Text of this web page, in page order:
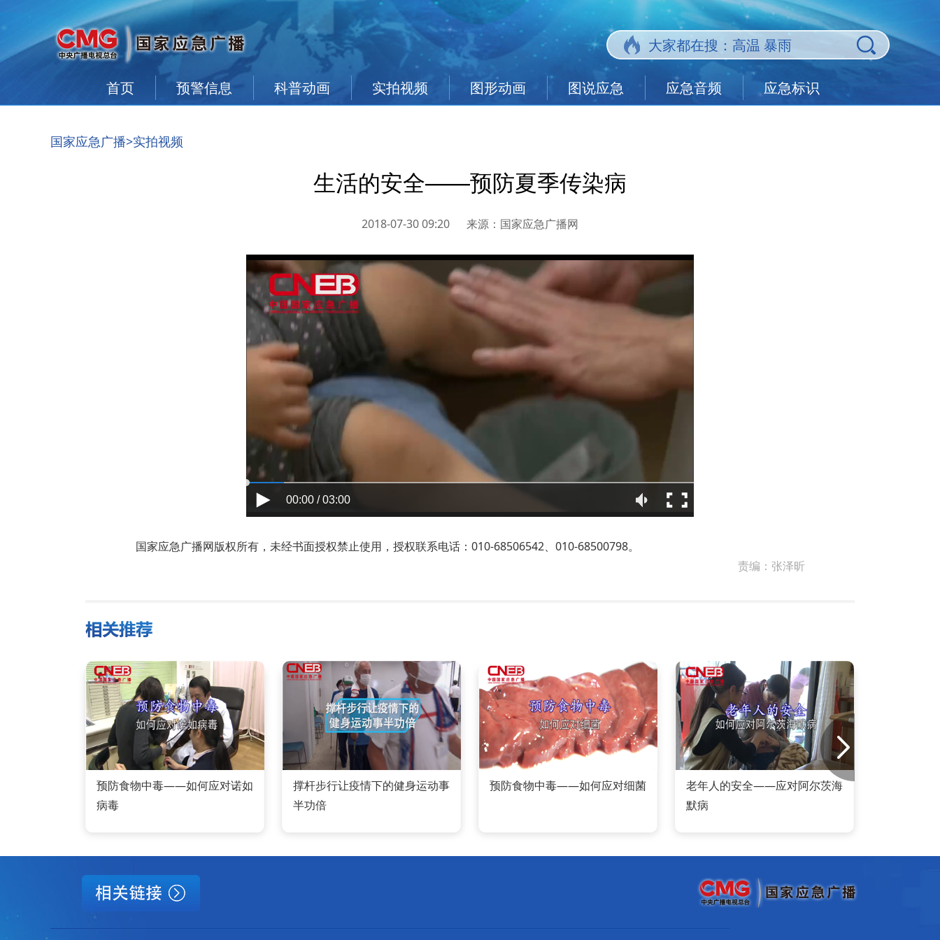
首页 预警信息 科普动画 实拍视频 图形动画 图说应急 应急音频 应急标识
国家应急广播>实拍视频
生活的安全——预防夏季传染病
2018-07-30 09:20 来源： 国家应急广播网
00:00 / 03:00
国家应急广播网版权所有，未经书面授权禁止使用，授权联系电话：010-68506542、010-68500798。
责编： 张泽昕
预防食物中毒——如何应对诺如
病毒
撑杆步行让疫情下的健身运动事
半功倍
预防食物中毒——如何应对细菌
老年人的安全——应对阿尔茨海
默病